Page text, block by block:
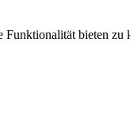
Funktionalität bieten zu